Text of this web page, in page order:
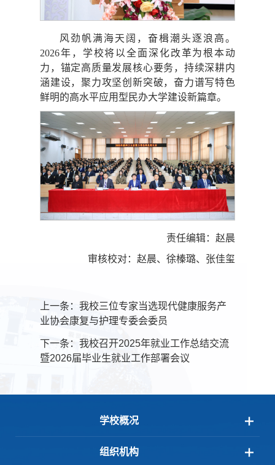
风劲帆满海天阔，奋楫潮头逐浪高。
2026年，学校将以全面深化改革为根本动
力，锚定高质量发展核心要务，持续深耕内
涵建设，聚力攻坚创新突破，奋力谱写特色
鲜明的高水平应用型民办大学建设新篇章。
责任编辑：赵晨
审核校对：赵晨、徐榛璐、张佳玺
上一条： 我校三位专家当选现代健康服务产
业协会康复与护理专委会委员
下一条： 我校召开2025年就业工作总结交流
暨2026届毕业生就业工作部署会议
学校概况
组织机构